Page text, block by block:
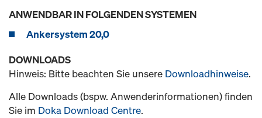
ANWENDBAR IN FOLGENDEN SYSTEMEN
Ankersystem 20,0
DOWNLOADS
Hinweis: Bitte beachten Sie unsere Downloadhinweise.
Alle Downloads (bspw. Anwenderinformationen) finden
Sie im Doka Download Centre.